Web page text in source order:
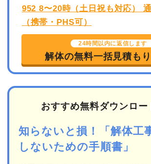
24時間以内に返信します
解体の無料一括見積も
おすすめ無料ダウンロー
知らないと損！「解体工
しないための手順書」